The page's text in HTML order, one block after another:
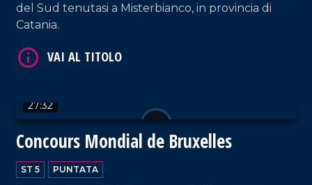
del Sud tenutasi a Misterbianco, in provincia di
Catania.
27:32
Concours Mondial de Bruxelles
ST 5 PUNTATA
VAI AL TITOLO